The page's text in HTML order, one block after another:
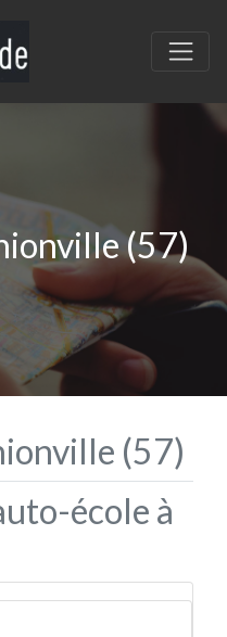
(57)
(57)
école à